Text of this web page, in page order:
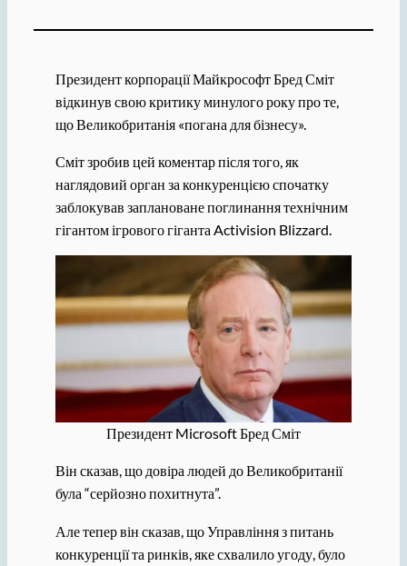
Президент корпорації Майкрософт Бред Сміт
відкинув свою критику минулого року про те,
що Великобританія «погана для бізнесу».
Сміт зробив цей коментар після того, як
наглядовий орган за конкуренцією спочатку
заблокував заплановане поглинання технічним
гігантом ігрового гіганта Activision Blizzard.
Президент Microsoft Бред Сміт
Він сказав, що довіра людей до Великобританії
була “серйозно похитнута”.
Але тепер він сказав, що Управління з питань
конкуренції та ринків, яке схвалило угоду, було